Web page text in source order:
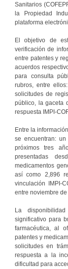
Sanitarios
la Propiedad
plataforma
El objetivo de
verificación de
entre patentes y
acuerdos
para consulta
rubros, entre
solicitudes de
público, la gaceta
respuesta IMPI-
Entre la
se encuentran:
próximos tres
presentadas
medicamentos
así como 2,896
vinculación IMPI-
entre noviembre
La
significativo para
farmacéutica, al
patentes y
solicitudes en
respuesta a la
dificultad para